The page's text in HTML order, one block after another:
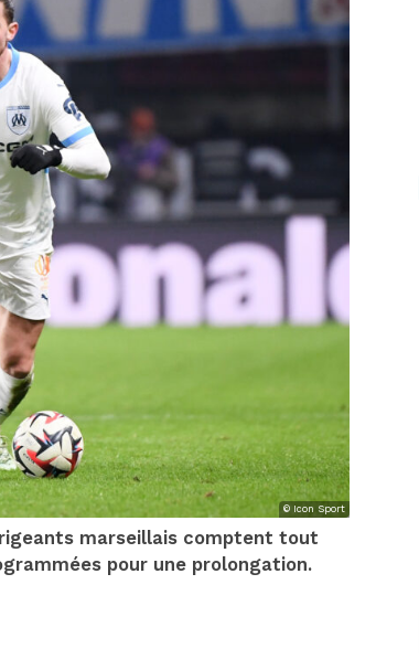
© Icon Sport
marseillais comptent tout
pour une prolongation.